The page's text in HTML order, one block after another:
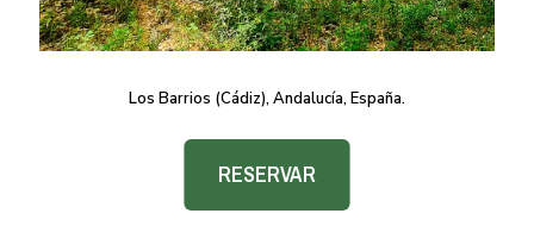
Los Barrios (Cádiz), Andalucía, España.
RESERVAR